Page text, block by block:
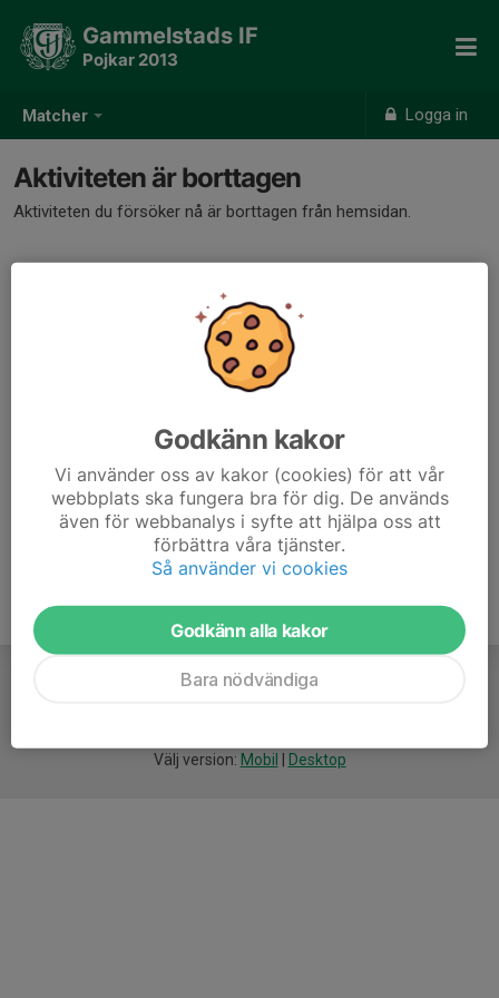
Matcher Logga in
Gammelstads IF
Pojkar 2013
Aktiviteten är borttagen
Aktiviteten du försöker nå är borttagen från hemsidan.
Välj version: Mobil Desktop
Godkänn kakor
Vi använder oss av kakor (cookies) för att vår
webbplats ska fungera bra för dig. De används
även för webbanalys i syfte att hjälpa oss att
förbättra våra tjänster.
Så använder vi cookies
Godkänn alla kakor
Bara nödvändiga